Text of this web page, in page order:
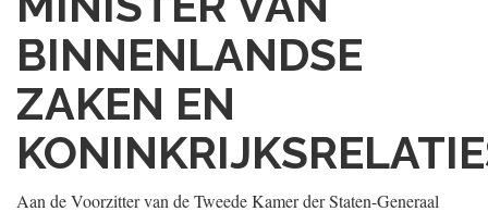
BINNENLANDSE
ZAKEN EN
Aan de Voorzitter van de Tweede Kamer der Staten-Generaal